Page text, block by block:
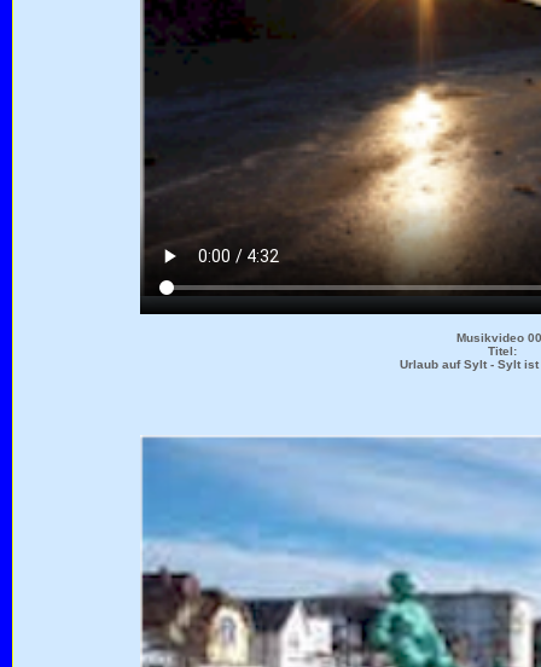
Musikvideo
Titel:
Urlaub auf Sylt - Sylt